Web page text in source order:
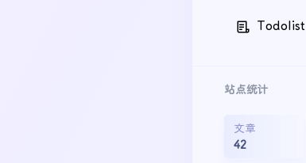
Todolist
站点统计
文章
42